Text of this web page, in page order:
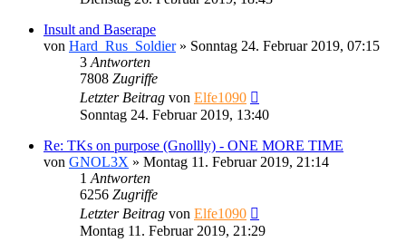
Insult and Baserape
von Hard_Rus_Soldier» Sonntag 24. Februar 2019, 07:15
3 Antworten
7808 Zugriffe
Letzter Beitrag von Elfe1090
Sonntag 24. Februar 2019, 13:40
Re: TKs on purpose (Gnollly) - ONE MORE TIME
von GNOL3X » Montag 11. Februar 2019, 21:14
1 Antworten
6256 Zugriffe
Letzter Beitrag von Elfe1090
Montag 11. Februar 2019, 21:29